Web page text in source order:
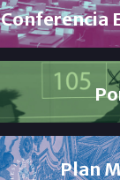
Conferencia
Plan